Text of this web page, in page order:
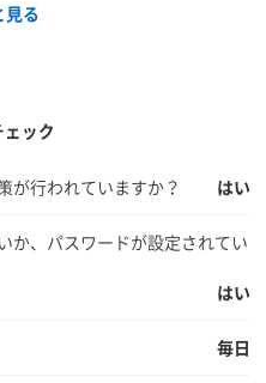
見る
ック
が行われていますか？ はい
か、パスワードが設定されてい
はい
毎日